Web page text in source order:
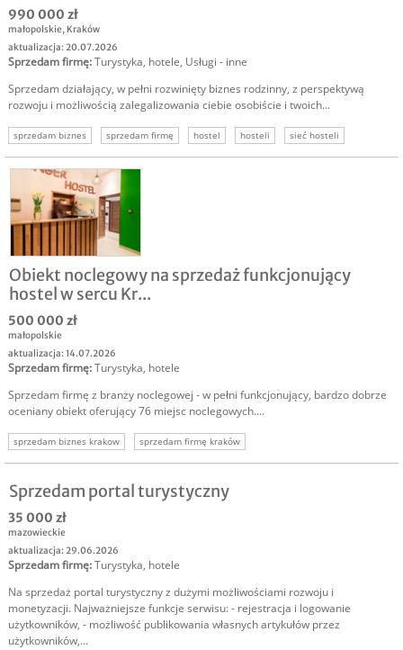
990 000 zł
małopolskie, Kraków
aktualizacja: 20.07.2026
Sprzedam firmę:Turystyka, hotele, Usługi - inne
Sprzedam działający, w pełni rozwinięty biznes rodzinny, z perspektywą
rozwoju i możliwością zalegalizowania ciebie osobiście i twoich...
sprzedam biznes sprzedam firmę hostel hosteli sieć hosteli
Obiekt noclegowy na sprzedaż funkcjonujący
hostel w sercu Kr...
500 000 zł
małopolskie
aktualizacja: 14.07.2026
Sprzedam firmę:Turystyka, hotele
Sprzedam firmę z branży noclegowej - w pełni funkcjonujący, bardzo dobrze
oceniany obiekt oferujący 76 miejsc noclegowych....
sprzedam biznes krakow sprzedam firmę kraków
Sprzedam portal turystyczny
35 000 zł
mazowieckie
aktualizacja: 29.06.2026
Sprzedam firmę:Turystyka, hotele
Na sprzedaż portal turystyczny z dużymi możliwościami rozwoju i
monetyzacji. Najważniejsze funkcje serwisu: - rejestracja i logowanie
użytkowników, - możliwość publikowania własnych artykułów przez
użytkowników,...